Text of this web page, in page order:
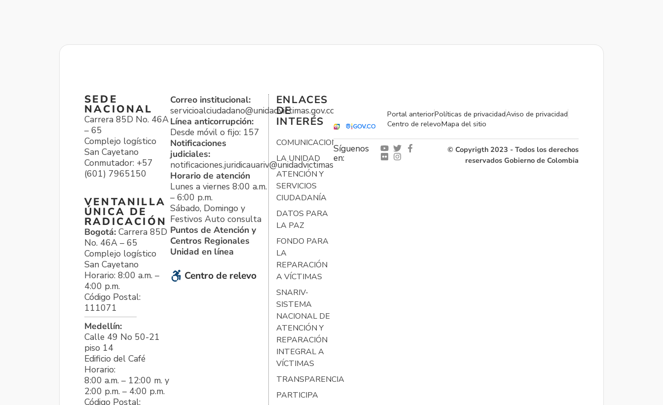
SEDE
NACIONAL
Carrera 85D No. 46A
– 65
Complejo logístico
San Cayetano
Conmutador: +57
(601) 7965150
VENTANILLA
ÚNICA DE
RADICACIÓN
Bogotá: Carrera 85D
No. 46A – 65
Complejo logístico
San Cayetano
Horario: 8:00 a.m. –
4:00 p.m.
Código Postal:
111071
Medellín:
Calle 49 No 50-21
piso 14
Edificio del Café
Horario:
8:00 a.m. – 12:00 m. y
2:00 p.m. – 4:00 p.m.
Código Postal:
Correo institucional:
servicioalciudadano@unidadvictimas.gov.co
Línea anticorrupción:
Desde móvil o fijo: 157
Notificaciones
judiciales:
notificaciones.juridicauariv@unidadvictimas.gov.co
Horario de atención
Lunes a viernes 8:00 a.m.
– 6:00 p.m.
Sábado, Domingo y
Festivos Auto consulta
Puntos de Atención y
Centros Regionales
Unidad en línea
Centro de relevo
ENLACES
DE
INTERÉS
COMUNICACIONES
LA UNIDAD
ATENCIÓN Y
SERVICIOS
CIUDADANÍA
DATOS PARA
LA PAZ
FONDO PARA
LA
REPARACIÓN
A VÍCTIMAS
SNARIV-
SISTEMA
NACIONAL DE
ATENCIÓN Y
REPARACIÓN
INTEGRAL A
VÍCTIMAS
TRANSPARENCIA
PARTICIPA
Portal anteriorPolíticas de privacidadAviso de privacidad
Centro de relevoMapa del sitio
Síguenos
en:
© Copyrigth 2023 - Todos los derechos
reservados Gobierno de Colombia